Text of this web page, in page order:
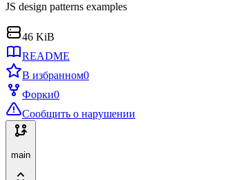
JS design patterns examples
46 KiB
README
В избранном0
Форки0
Сообщить о нарушении
main